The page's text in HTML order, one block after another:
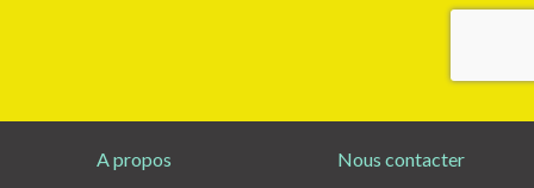
A propos
Nous contacter